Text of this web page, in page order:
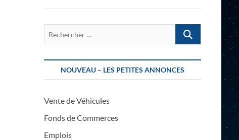
Rechercher
NOUVEAU – LES PETITES ANNONCES
Vente de Véhicules
Fonds de Commerces
Emplois